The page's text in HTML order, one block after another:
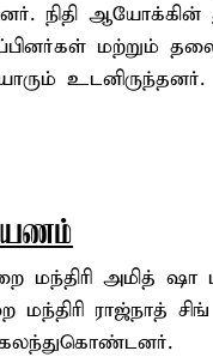
நிதி
மற்றும்
உடனிருந்தனர்.
மந்திரி அமித் ஷா
மந்திரி ராஜ்நாத்
கலந்துகொண்டனர்.